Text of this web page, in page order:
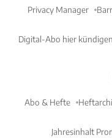
Privacy Manager
Digital-Abo hier kündigen
Abo & Hefte
Jahresinhalt